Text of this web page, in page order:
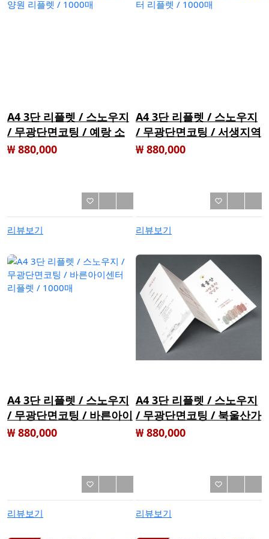
A4 3단 리플렛 / 스노우지
/ 무광단면코팅 / 예랑 소
규모요양원 리플렛 / 1000
₩ 880,000
리뷰보기
A4 3단 리플렛 / 스노우지
/ 무광단면코팅 / 서생지역
아동센터 리플렛 / 1000매
₩ 880,000
리뷰보기
A4 3단 리플렛 / 스노우지
/ 무광단면코팅 / 바른아이
센터 리플렛 / 1000매
₩ 880,000
리뷰보기
A4 3단 리플렛 / 스노우지
/ 무광단면코팅 / 북울산가
정폭력상담소 리플렛 /
₩ 880,000
리뷰보기